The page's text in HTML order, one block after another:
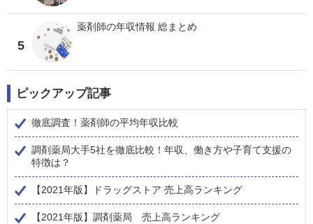
5
薬剤師の年収情報 総まとめ
ピックアップ記事
徹底調査！薬剤師の平均年収比較
調剤薬局大手5社を徹底比較！年収、働き方や子育て支援の
特徴は？
【2021年版】ドラッグストア 売上高ランキング
【2021年版】調剤薬局 売上高ランキング